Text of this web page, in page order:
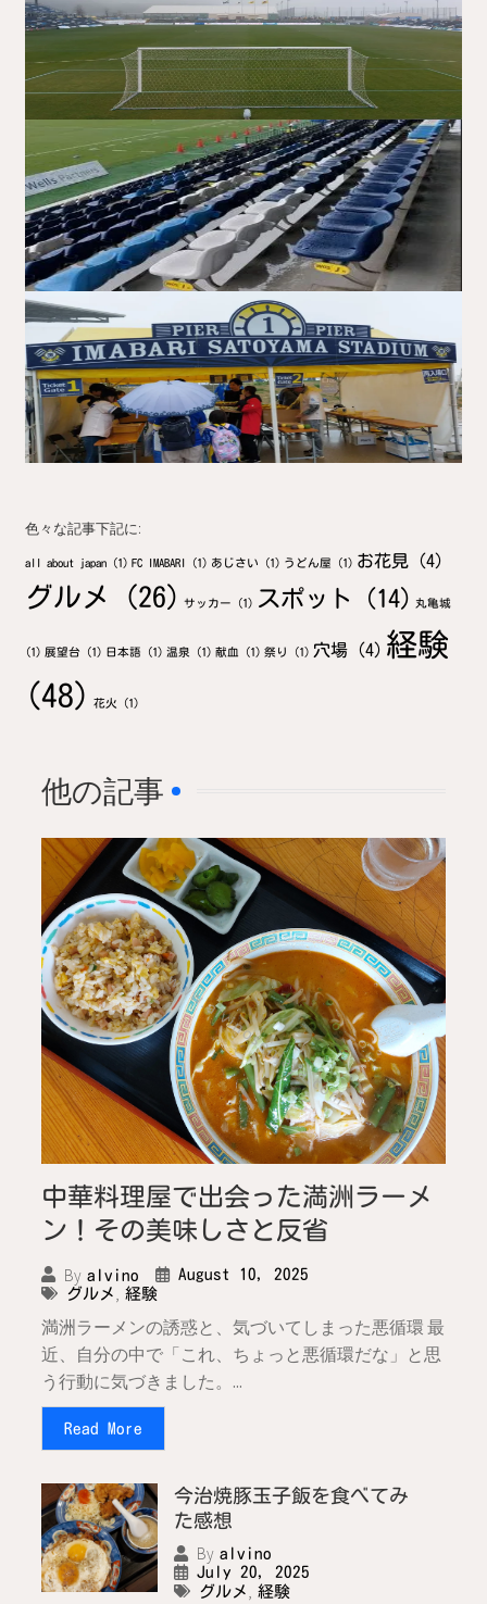
色々な記事下記に:
all about japan(1) FC IMABARI (1) あじさい (1) うどん屋 (1) お花見 (4)
グルメ (26) サッカー (1) スポット (14) 丸亀城
(1) 展望台 (1) 日本語 (1) 温泉 (1) 献血 (1) 祭り (1) 穴場(4) 経験
(48)
花火 (1)
他の記事
中華料理屋で出会った満洲ラーメ
ン！その美味しさと反省
By alvino
August 10, 2025
グルメ , 経験
満洲ラーメンの誘惑と、気づいてしまった悪循環 最
近、自分の中で「これ、ちょっと悪循環だな」と思
う行動に気づきました。...
Read More
今治焼豚玉子飯を食べてみ
た感想
By alvino
July 20, 2025
グルメ , 経験